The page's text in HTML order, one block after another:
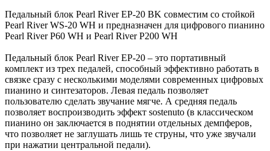
Педальный блок Pearl River EP-20 BK совместим со стойкой
Pearl River WS-20 WH и предназначен для цифрового пианино
Pearl River P60 WH и Pearl River P200 WH
Педальный блок Pearl River EP-20 – это портативный
комплект из трех педалей, способный эффективно работать в
связке сразу с несколькими моделями современных цифровых
пианино и синтезаторов. Левая педаль позволяет
пользователю сделать звучание мягче. А средняя педаль
позволяет воспроизводить эффект sostenuto (в классическом
пианино он заключается в поднятии отдельных демпферов,
что позволяет не заглушать лишь те струны, что уже звучали
при нажатии центральной педали).